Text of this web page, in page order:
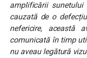
amplificării
cauzată de o
nefericire,
comunicată în timp
nu aveau legătură